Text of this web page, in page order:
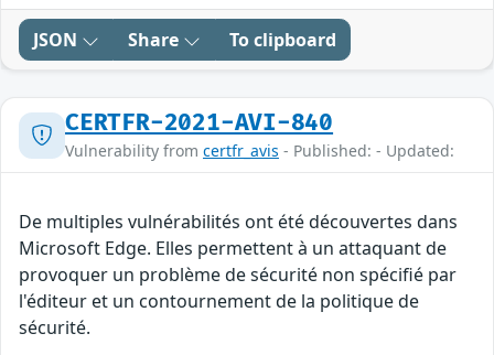
JSON Share To clipboard
CERTFR-2021-AVI-840
Vulnerability from certfr_avis - Published: - Updated:
De multiples vulnérabilités ont été découvertes dans
Microsoft Edge. Elles permettent à un attaquant de
provoquer un problème de sécurité non spécifié par
l'éditeur et un contournement de la politique de
sécurité.